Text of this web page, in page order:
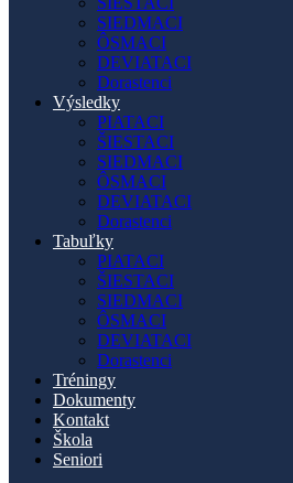
SIEDMACI
ÔSMACI
DEVIATACI
Dorastenci
Výsledky
PIATACI
ŠIESTACI
SIEDMACI
ÔSMACI
DEVIATACI
Dorastenci
Tabuľky
PIATACI
ŠIESTACI
SIEDMACI
ÔSMACI
DEVIATACI
Dorastenci
Tréningy
Dokumenty
Kontakt
Škola
Seniori